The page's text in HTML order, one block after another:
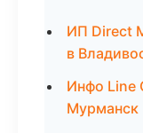
ИП Direct
в
Инфо Line
Мурманск